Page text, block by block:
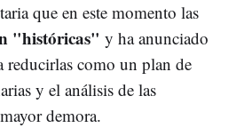
que en este momento las
"históricas" y ha anunciado
reducirlas como un plan de
y el análisis de las
demora.